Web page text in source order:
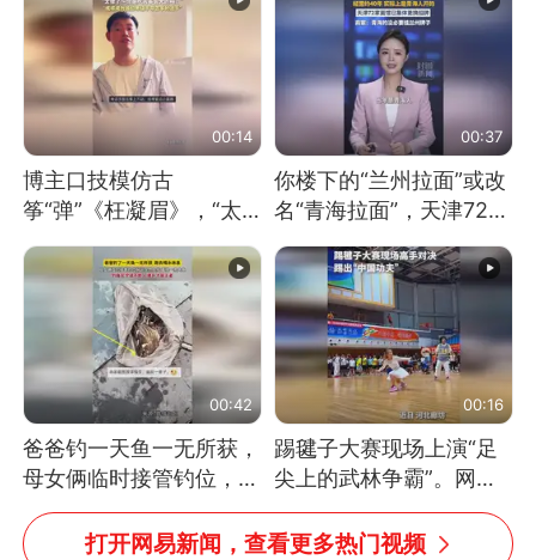
00:14
博主口技模仿古
筝“弹”《枉凝眉》，“太
吗？”“或将成为首位考级
不带古筝的选手。”（来
源：新华每日电讯）
00:37
你楼下的“兰州拉面”或改
名“青海拉面”，天津72家
00:42
爸爸钓一天鱼一无所获，
母女俩临时接管钓位，用
玩具鱼竿钓上大鱼
00:16
踢毽子大赛现场上演“足
尖上的武林争霸”。网
友：这哪是踢毽子，分明
是武侠片现场！#睡个好
打开网易新闻，查看更多热门视频